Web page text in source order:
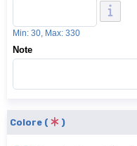
Min: 30, Max: 330
Note
Colore ( )